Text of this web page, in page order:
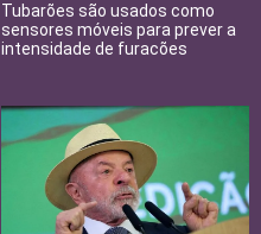
Tubarões são usados como
sensores móveis para prever a
intensidade de furacões